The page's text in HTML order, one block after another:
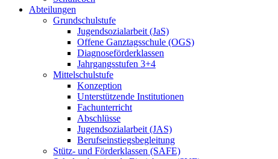
Abteilungen
Grundschulstufe
Jugendsozialarbeit (JaS)
Offene Ganztagsschule (OGS)
Diagnoseförderklassen
Jahrgangsstufen 3+4
Mittelschulstufe
Konzeption
Unterstützende Institutionen
Fachunterricht
Abschlüsse
Jugendsozialarbeit (JAS)
Berufseinstiegsbegleitung
Stütz- und Förderklassen (SAFE)